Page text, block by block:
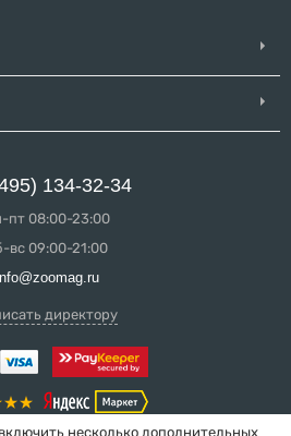
134-32-34
пт 08:00-23:00
вс 09:00-21:00
директору
несколько дополнительных